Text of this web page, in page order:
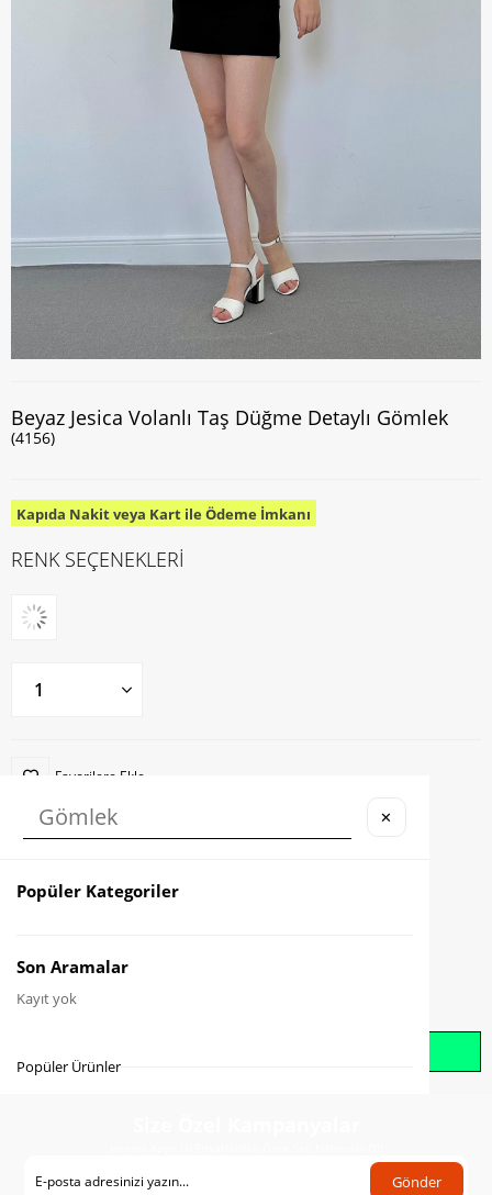
Beyaz Jesica Volanlı Taş Düğme Detaylı Gömlek
(4156)
Kapıda Nakit veya Kart ile Ödeme İmkanı
RENK SEÇENEKLERİ
Favorilere Ekle
Karşılaştır
Gelince Haber Ver
Gönder
✕
Popüler Kategoriler
Son Aramalar
Kayıt yok
Popüler Ürünler